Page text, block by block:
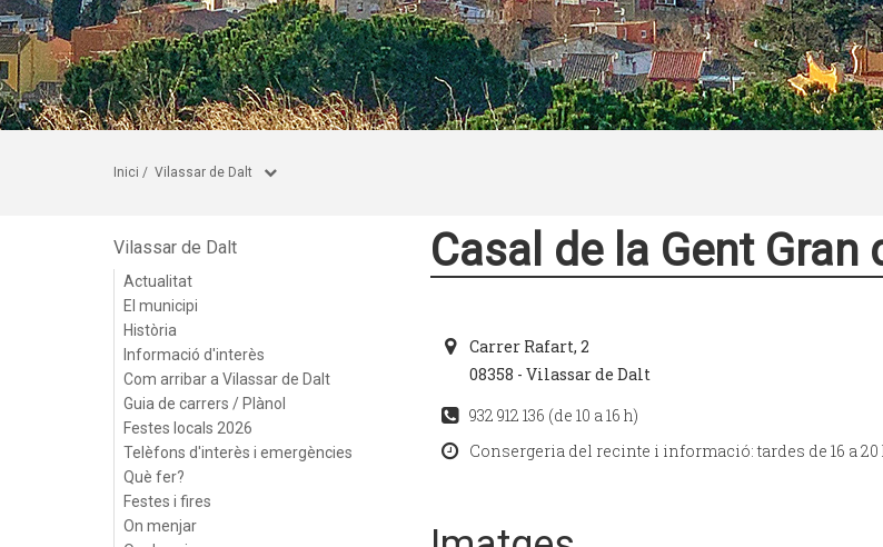
Inici / Vilassar de Dalt
Vilassar de Dalt
Actualitat
El municipi
Història
Informació d'interès
Com arribar a Vilassar de Dalt
Guia de carrers / Plànol
Festes locals 2026
Telèfons d'interès i emergències
Què fer?
Festes i fires
On menjar
Casal de la Gent Gran
Carrer Rafart, 2
08358 - Vilassar de Dalt
932 912 136 (de 10 a 16 h)
Consergeria del recinte i informació: tardes de 16 a 20 h.